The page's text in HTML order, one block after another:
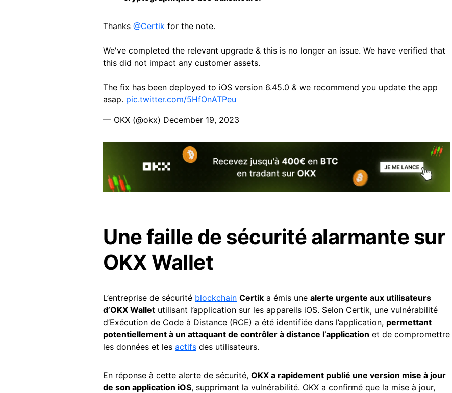
Thanks @Certik for the note.
We've completed the relevant upgrade & this is no longer an issue. We have verified that
this did not impact any customer assets.
The fix has been deployed to iOS version 6.45.0 & we recommend you update the app
asap. pic.twitter.com/5HfOnATPeu
— OKX (@okx) December 19, 2023
Une faille de sécurité alarmante sur
OKX Wallet
L’entreprise de sécurité blockchain Certik a émis une alerte urgente aux utilisateurs
d’OKX Wallet utilisant l’application sur les appareils iOS. Selon Certik, une vulnérabilité
d’Exécution de Code à Distance (RCE) a été identifiée dans l’application, permettant
potentiellement à un attaquant de contrôler à distance l’application et de compromettre
les données et les actifs des utilisateurs.
En réponse à cette alerte de sécurité, OKX a rapidement publié une version mise à jour
de son application iOS, supprimant la vulnérabilité. OKX a confirmé que la mise à jour,